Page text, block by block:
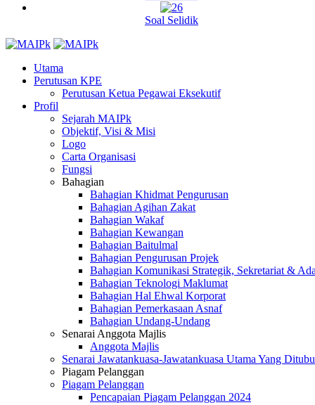
Soal Selidik
Utama
Perutusan KPE
Perutusan Ketua Pegawai Eksekutif
Profil
Sejarah MAIPk
Objektif, Visi & Misi
Logo
Carta Organisasi
Fungsi
Bahagian
Bahagian Khidmat Pengurusan
Bahagian Agihan Zakat
Bahagian Wakaf
Bahagian Kewangan
Bahagian Baitulmal
Bahagian Pengurusan Projek
Bahagian Komunikasi Strategik, Sekretariat &
Bahagian Teknologi Maklumat
Bahagian Hal Ehwal Korporat
Bahagian Pemerkasaan Asnaf
Bahagian Undang-Undang
Senarai Anggota Majlis
Anggota Majlis
Senarai Jawatankuasa-Jawatankuasa Utama Yang
Piagam Pelanggan
Piagam Pelanggan
Pencapaian Piagam Pelanggan 2024